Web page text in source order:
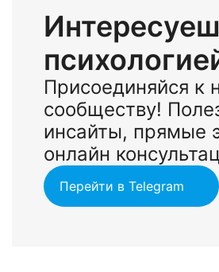
Присоединяйся к
сообществу!
инсайты, прямые
онлайн
Перейти в Telegram